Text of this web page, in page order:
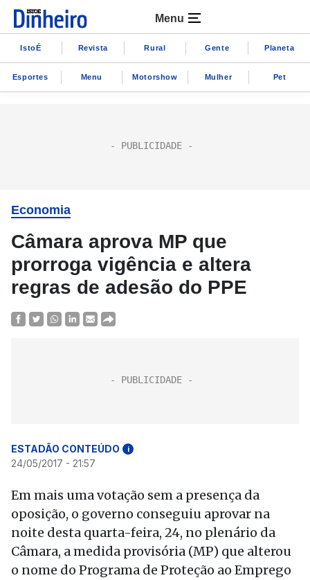
Menu
IstoÉ Revista Rural Gente Planeta
Esportes Menu Motorshow Mulher Pet
Economia
Câmara aprova MP que
prorroga vigência e altera
regras de adesão do PPE
ESTADÃO CONTEÚDO i
24/05/2017 - 21:57
Em mais uma votação sem a presença da
oposição, o governo conseguiu aprovar na
noite desta quarta-feira, 24, no plenário da
Câmara, a medida provisória (MP) que alterou
o nome do Programa de Proteção ao Emprego